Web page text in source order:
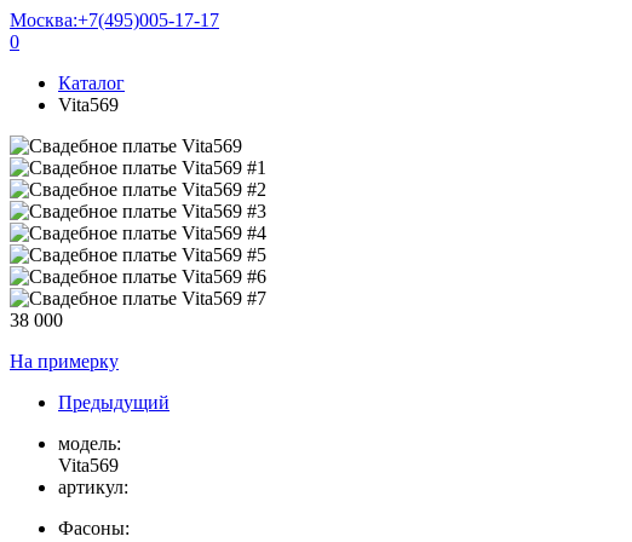
Москва:+7(495)005-17-17
0
Каталог
Vita569
38 000
На примерку
Предыдущий
модель:
Vita569
артикул:
Фасоны: